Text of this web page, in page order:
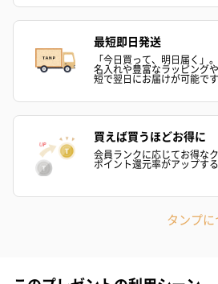
紅茶・コーヒー・スイーツを同梱して
への＋αにおすすめです。
BIRTHDAY TO YOU）
（660円）
最短即日発送
「今日買って、明日届く」。
名入れや豊富なラッピング
短で翌日にお届けが可能で
買えば買うほどお得に
会員ランクに応じてお得な
ポイント還元率がアップす
タンプ